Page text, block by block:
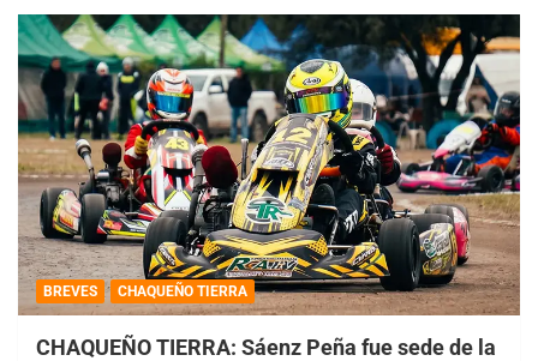
BREVES CHAQUEÑO TIERRA
CHAQUEÑO TIERRA: Sáenz Peña fue sede de la